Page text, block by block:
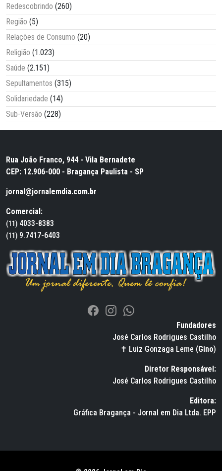
Redescobrindo (260)
Região (5)
Relações de Consumo (20)
Religião (1.023)
Saúde (2.151)
Sepultamentos (315)
Solidariedade (14)
Sub-Versão (228)
Rua João Franco, 944 - Vila Bernadete
CEP: 12.906-000 - Bragança Paulista - SP
jornal@jornalemdia.com.br
Comercial:
(11) 4033-8383
(11) 9.7417-6403
Fundadores
José Carlos Rodrigues Castilho
✝ Luiz Gonzaga Leme (Gino)
Diretor Responsável:
José Carlos Rodrigues Castilho
Editora:
Gráfica Bragança - Jornal em Dia Ltda. EPP